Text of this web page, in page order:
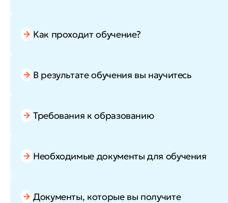
Как проходит обучение?
В результате обучения вы научитесь
Требования к образованию
Необходимые документы для обучения
Документы, которые вы получите